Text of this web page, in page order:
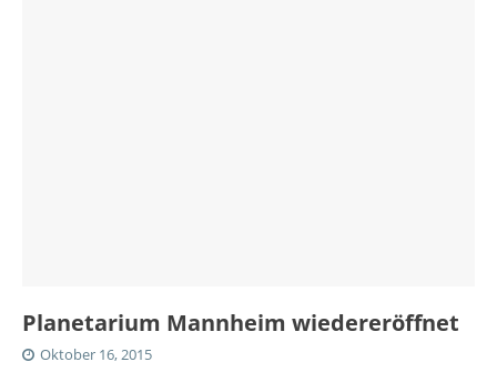
Planetarium Mannheim wiedereröffnet
Oktober 16, 2015